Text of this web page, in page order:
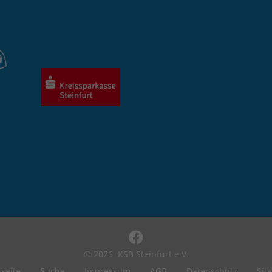
© 2026 KSB Steinfurt e.V.